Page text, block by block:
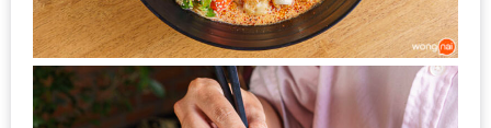
บาท
รีวิว
ดี